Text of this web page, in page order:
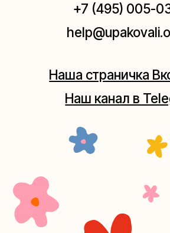
выходных, с 10 до 20 часов. Пишите, звоните,
заходите — всегда рады помочь!
Москва, ул.Плющиха, дом 42
Москва, ул.Таганская, дом 25-27
Мастерская на Таганке